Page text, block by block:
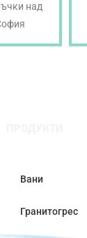
над
Вани
Гранитогрес